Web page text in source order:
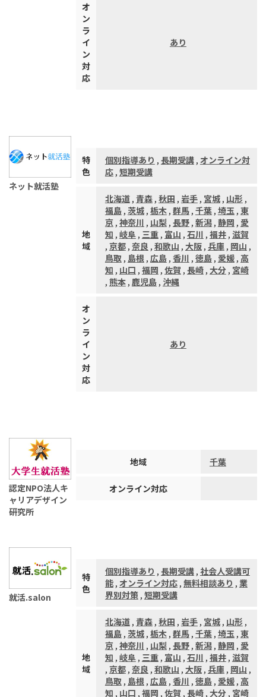
オ
ン
ラ
イ
ン
対
応
あり
ネット就活塾
特
色
個別指導あり , 長期受講, オンライン対
応, 短期受講
地
域
北海道, 青森, 秋田 , 岩手, 宮城, 山形 ,
福島, 茨城, 栃木, 群馬, 千葉, 埼玉 , 東
京 , 神奈川 , 山梨, 長野, 新潟, 静岡 , 愛
知 , 岐阜, 三重, 富山 , 石川 , 福井, 滋賀
, 京都, 奈良 , 和歌山 , 大阪, 兵庫, 岡山 ,
鳥取 , 島根, 広島, 香川 , 徳島, 愛媛, 高
知 , 山口 , 福岡 , 佐賀 , 長崎, 大分, 宮崎
, 熊本, 鹿児島, 沖縄
オ
ン
ラ
イ
ン
対
応
あり
認定NPO法人キ
ャリアデザイン
研究所
地域 千葉
オンライン対応
就活.salon
特
色
個別指導あり , 長期受講, 社会人受講可
能, オンライン対応, 無料相談あり , 業
界別対策, 短期受講
地
域
北海道, 青森, 秋田 , 岩手, 宮城, 山形 ,
福島, 茨城, 栃木, 群馬, 千葉, 埼玉 , 東
京 , 神奈川 , 山梨, 長野, 新潟, 静岡 , 愛
知 , 岐阜, 三重, 富山 , 石川 , 福井, 滋賀
, 京都, 奈良 , 和歌山 , 大阪, 兵庫, 岡山 ,
鳥取 , 島根, 広島, 香川 , 徳島, 愛媛, 高
知 , 山口 , 福岡 , 佐賀 , 長崎, 大分, 宮崎